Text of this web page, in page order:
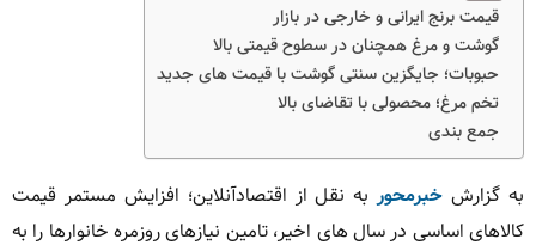
قیمت برنج ایرانی و خارجی در بازار
گوشت و مرغ همچنان در سطوح قیمتی بالا
حبوبات؛ جایگزین سنتی گوشت با قیمت های جدید
تخم مرغ؛ محصولی با تقاضای بالا
جمع بندی
به گزارش خبرمحوربه نقل از اقتصادآنلاین؛ افزایش مستمر قیمت
کالاهای اساسی در سال های اخیر، تامین نیازهای روزمره خانوارها را به